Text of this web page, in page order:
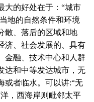
大的好处在于：“城市
地的自然条件和环境
散、落后的区域和地
济、社会发展的、具有
金融、技术中心和人群
达和中等发达城市，无
或者临水。可以讲:“无
，西海岸则毗邻太平